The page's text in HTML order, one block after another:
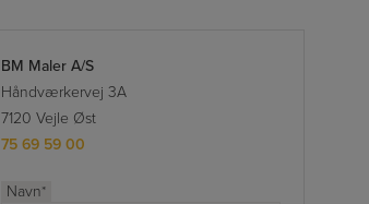
BM Maler A/S
Håndværkervej 3A
7120 Vejle Øst
75 69 59 00
Navn*